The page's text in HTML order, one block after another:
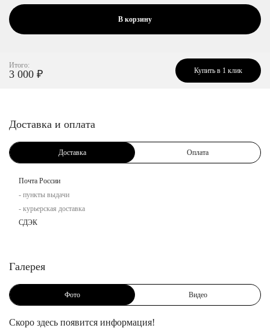
В корзину
Итого:
3 000 ₽ Купить в 1 клик
Доставка и оплата
Доставка Оплата
Почта России
- пункты выдачи
- курьерская доставка
СДЭК
Галерея
Фото Видео
Скоро здесь появится информация!